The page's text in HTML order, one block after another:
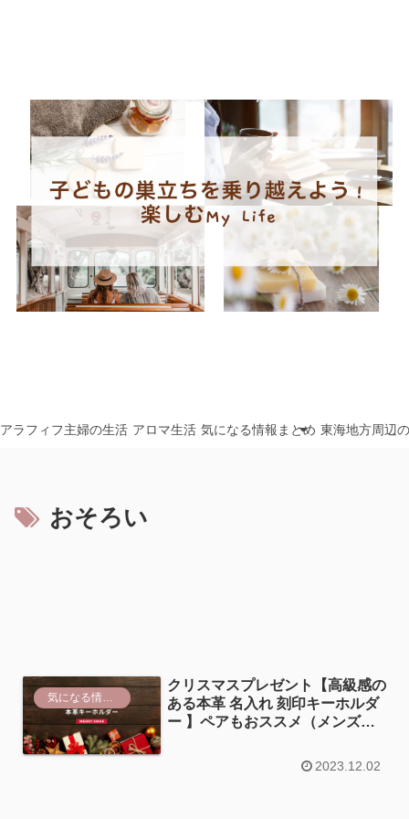
アラフィフ主婦の生活 アロマ生活 気になる情報まとめ 東海地方周辺
おそろい
気になる情報まとめ
クリスマスプレゼント【高級感の
ある本革 名入れ 刻印キーホルダ
ー 】ペアもおススメ（メンズ・
2023.12.02